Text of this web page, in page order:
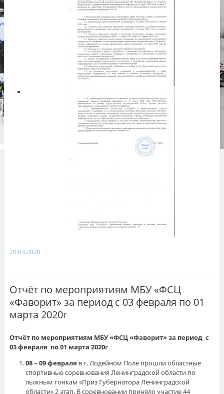
20.03.2020
Отчёт по мероприятиям МБУ «ФСЦ
«Фаворит» за период с 03 февраля по 01
марта 2020г
Отчёт по мероприятиям МБУ «ФСЦ «Фаворит» за период с
03 февраля по 01 марта 2020г
08 – 09 февраля в г. Лодейном Поле прошли областные
спортивные соревнования Ленинградской области по
лыжным гонкам «Приз Губернатора Ленинградской
области» 2 этап. В соревновании приняло участие 44